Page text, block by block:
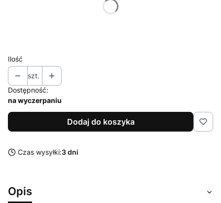
Ilość
szt.
Dostępność:
na wyczerpaniu
Dodaj do koszyka
Czas wysyłki:3 dni
Opis